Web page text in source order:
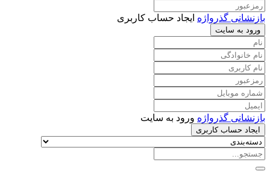
بازنشانی گذرواژه ایجاد حساب کاربری
ورود به سایت
بازنشانی گذرواژه ورود به سایت
ایجاد حساب کاربری